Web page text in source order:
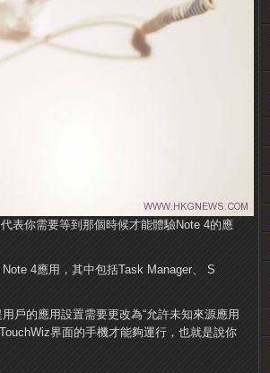
表你需要等到那個時候才能體驗Note 4的應
4應用，其中包括Task Manager、 S
戶的應用設置需要更改為“允許未知來源應用
界面的手機才能夠運行，也就是說你